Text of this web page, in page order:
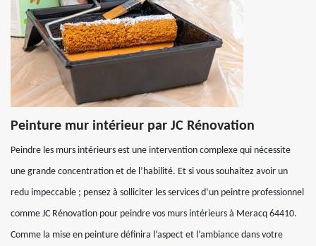
Peinture mur intérieur par JC Rénovation
Peindre les murs intérieurs est une intervention complexe qui nécessite
une grande concentration et de l’habilité. Et si vous souhaitez avoir un
redu impeccable ; pensez à solliciter les services d’un peintre professionnel
comme JC Rénovation pour peindre vos murs intérieurs à Meracq 64410.
Comme la mise en peinture définira l’aspect et l’ambiance dans votre